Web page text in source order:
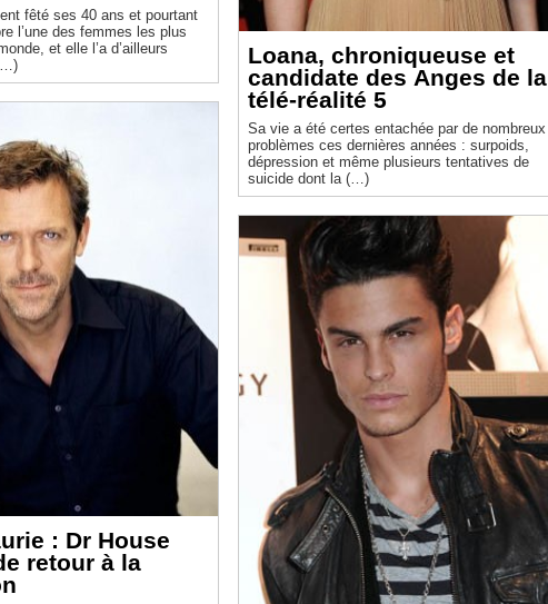
fêté ses 40 ans et pourtant
l’une des femmes les plus
et elle l’a d’ailleurs
: Dr House
retour à la
Loana, chroniqueuse et
candidate des Anges de la
télé-réalité 5
Sa vie a été certes entachée par de nombreux
problèmes ces dernières années : surpoids,
dépression et même plusieurs tentatives de
suicide dont la (…)